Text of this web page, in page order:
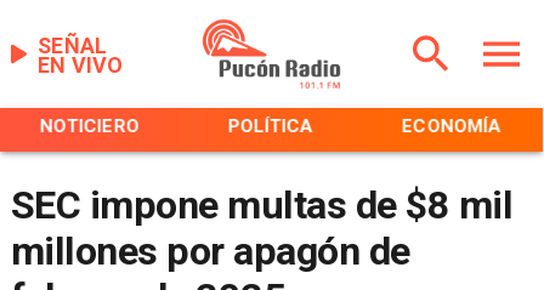
EN VIVO
SEÑAL
NOTICIERO POLÍTICA ECONOMÍA
SEC impone multas de $8 mil
millones por apagón de